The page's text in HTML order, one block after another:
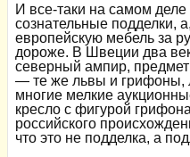
И все-таки на самом
сознательные подделки,
европейскую мебель за
дороже. В Швеции два
северный ампир,
— те же львы и грифоны,
многие мелкие
кресло с фигурой
российского
что это не подделка, а